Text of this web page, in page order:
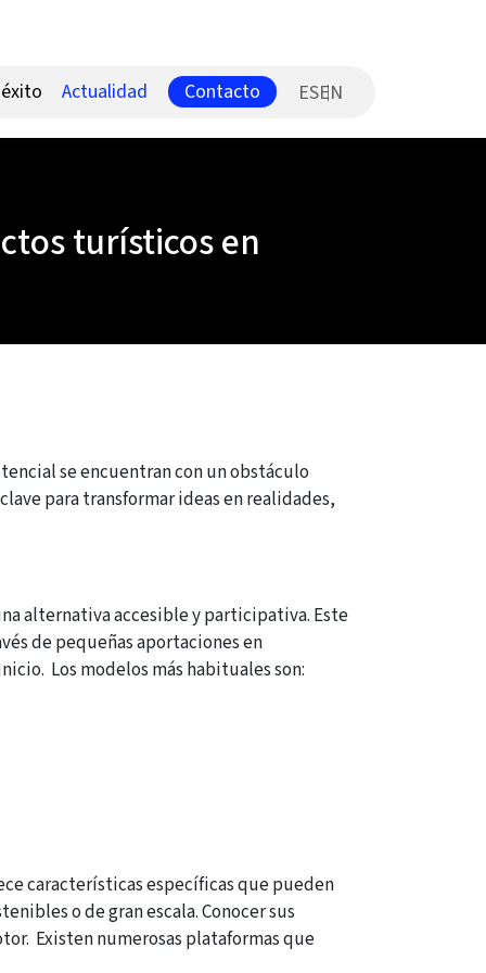
Actualidad Contacto ES
turísticos en
se encuentran con un obstáculo
para transformar ideas en realidades,
alternativa accesible y participativa. Este
de pequeñas aportaciones en
Los modelos más habituales son:
características específicas que pueden
o de gran escala. Conocer sus
Existen numerosas plataformas que